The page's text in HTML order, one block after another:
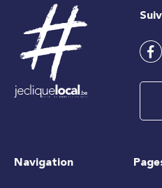
Navigation